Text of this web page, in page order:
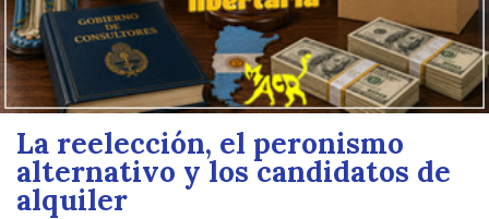
La reelección, el peronismo
alternativo y los candidatos de
alquiler